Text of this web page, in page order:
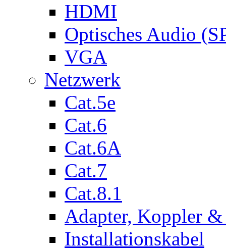
HDMI
Optisches Audio
VGA
Netzwerk
Cat.5e
Cat.6
Cat.6A
Cat.7
Cat.8.1
Adapter, Koppler &
Installationskabel